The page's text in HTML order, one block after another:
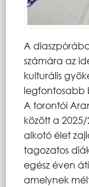
A
számára az
kulturális
legfontosabb
A torontói
között a
alkotó élet
tagozatos
egész éven
amelynek